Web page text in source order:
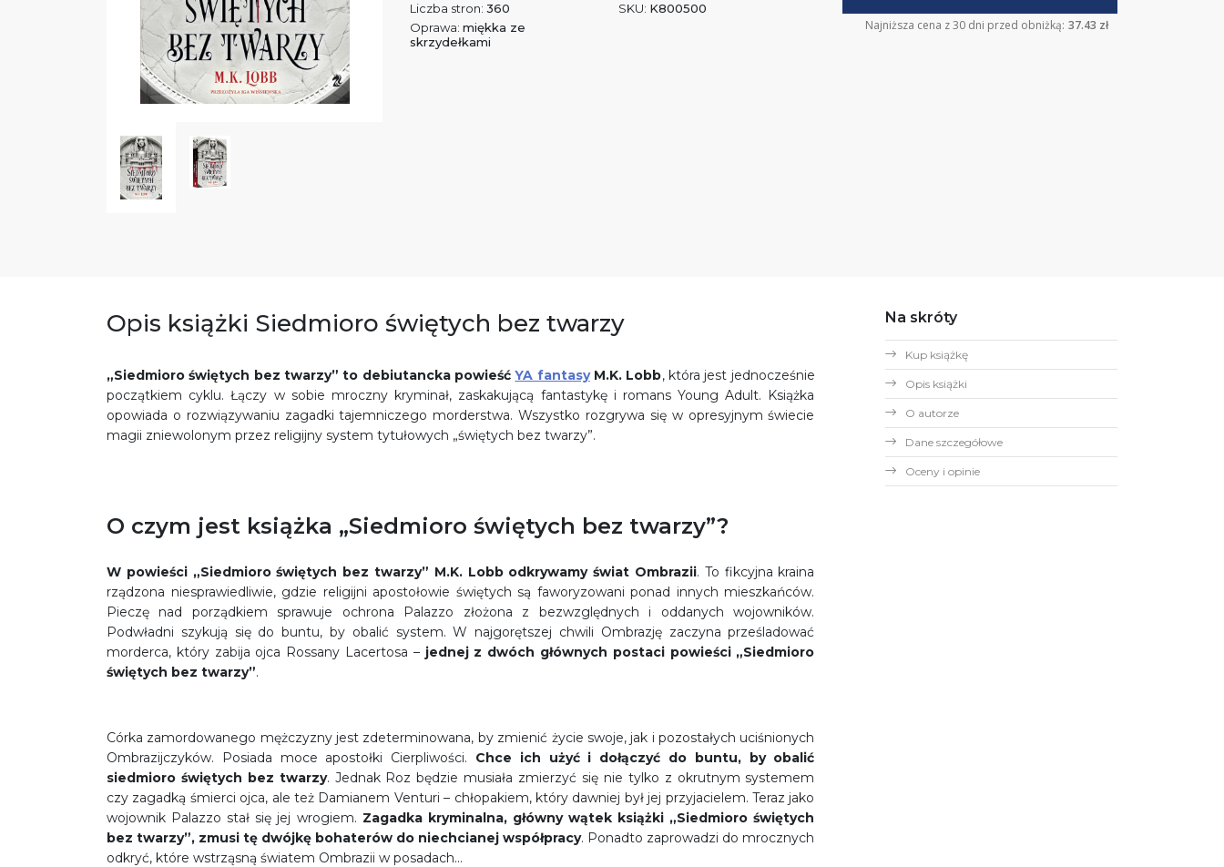
Liczba stron: 360
Oprawa: miękka ze
skrzydełkami
SKU: K800500
Najniższa cena z 30 dni przed obniżką: 37.43 zł
Opis książki Siedmioro świętych bez twarzy
„Siedmioro świętych bez twarzy” to debiutancka powieśćYA fantasy M.K. Lobb, która jest jednocześnie
początkiem cyklu. Łączy w sobie mroczny kryminał, zaskakującą fantastykę i romans Young Adult. Książka
opowiada o rozwiązywaniu zagadki tajemniczego morderstwa. Wszystko rozgrywa się w opresyjnym świecie
magii zniewolonym przez religijny system tytułowych „świętych bez twarzy”.
O czym jest książka „Siedmioro świętych bez twarzy”?
W powieści „Siedmioro świętych bez twarzy” M.K. Lobb odkrywamy świat Ombrazii. To fikcyjna kraina
rządzona niesprawiedliwie, gdzie religijni apostołowie świętych są faworyzowani ponad innych mieszkańców.
Pieczę nad porządkiem sprawuje ochrona Palazzo złożona z bezwzględnych i oddanych wojowników.
Podwładni szykują się do buntu, by obalić system. W najgorętszej chwili Ombrazję zaczyna prześladować
morderca, który zabija ojca Rossany Lacertosa – jednej z dwóch głównych postaci powieści „Siedmioro
świętych bez twarzy”.
Córka zamordowanego mężczyzny jest zdeterminowana, by zmienić życie swoje, jak i pozostałych uciśnionych
Ombrazijczyków. Posiada moce apostołki Cierpliwości. Chce ich użyć i dołączyć do buntu, by obalić
siedmioro świętych bez twarzy. Jednak Roz będzie musiała zmierzyć się nie tylko z okrutnym systemem
czy zagadką śmierci ojca, ale też Damianem Venturi – chłopakiem, który dawniej był jej przyjacielem. Teraz jako
wojownik Palazzo stał się jej wrogiem. Zagadka kryminalna, główny wątek książki „Siedmioro świętych
bez twarzy”, zmusi tę dwójkę bohaterów do niechcianej współpracy. Ponadto zaprowadzi do mrocznych
odkryć, które wstrząsną światem Ombrazii w posadach…
Na skróty
Kup książkę
Opis książki
O autorze
Dane szczegółowe
Oceny i opinie